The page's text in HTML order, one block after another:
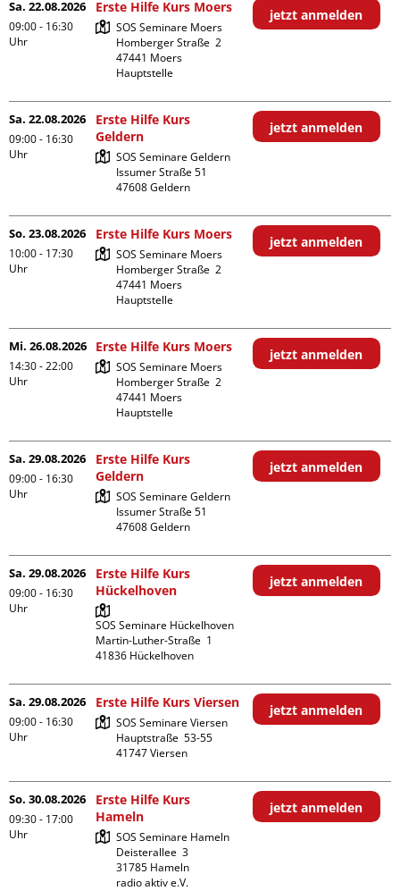
Sa. 22.08.2026
09:00 - 16:30
Uhr
Erste Hilfe Kurs Moers
SOS Seminare Moers
Homberger Straße  2
47441 Moers
Hauptstelle
jetzt anmelden
Sa. 22.08.2026
09:00 - 16:30
Uhr
Erste Hilfe Kurs
Geldern
SOS Seminare Geldern
Issumer Straße 51
jetzt anmelden
So. 23.08.2026
10:00 - 17:30
Uhr
Erste Hilfe Kurs Moers
SOS Seminare Moers
Homberger Straße  2
47441 Moers
Hauptstelle
jetzt anmelden
Mi. 26.08.2026
14:30 - 22:00
Uhr
Erste Hilfe Kurs Moers
SOS Seminare Moers
Homberger Straße  2
47441 Moers
Hauptstelle
jetzt anmelden
Sa. 29.08.2026
09:00 - 16:30
Uhr
Erste Hilfe Kurs
Geldern
SOS Seminare Geldern
Issumer Straße 51
jetzt anmelden
Sa. 29.08.2026
09:00 - 16:30
Uhr
Erste Hilfe Kurs
Hückelhoven
SOS Seminare Hückelhoven
Martin-Luther-Straße  1
jetzt anmelden
Sa. 29.08.2026
09:00 - 16:30
Uhr
Erste Hilfe Kurs Viersen
SOS Seminare Viersen
Hauptstraße  53-55
jetzt anmelden
So. 30.08.2026
09:30 - 17:00
Uhr
Erste Hilfe Kurs
Hameln
SOS Seminare Hameln
Deisterallee  3
31785 Hameln
radio aktiv e.V.
jetzt anmelden